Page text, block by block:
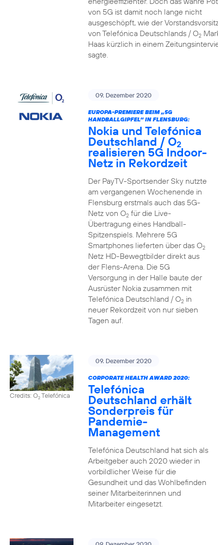
von 5G ist damit noch lange nicht
ausgeschöpft, wie der
von Telefónica Deutschlands / O2
Haas kürzlich in einem
sagte.
09. Dezember 2020
EUROPA-PREMIERE BEIM „5G
HANDBALLGIPFEL“ IN FLENSBURG:
Nokia und Telefónica
Deutschland / O2
realisieren 5G Indoor-
Netz in Rekordzeit
Der PayTV-Sportsender Sky nutzte
am vergangenen Wochenende in
Flensburg erstmals auch das 5G-
Netz von O2für die Live-
Übertragung eines Handball-
Spitzenspiels. Mehrere 5G
Smartphones lieferten über das O2
Netz HD-Bewegtbilder direkt aus
der Flens-Arena. Die 5G
Versorgung in der Halle baute der
Ausrüster Nokia zusammen mit
Telefónica Deutschland / O2in
neuer Rekordzeit von nur sieben
Tagen auf.
Credits: O2Telefónica
09. Dezember 2020
CORPORATE HEALTH AWARD 2020:
Telefónica
Deutschland erhält
Sonderpreis für
Pandemie-
Management
Telefónica Deutschland hat sich als
Arbeitgeber auch 2020 wieder in
vorbildlicher Weise für die
Gesundheit und das Wohlbefinden
seiner Mitarbeiterinnen und
Mitarbeiter eingesetzt.